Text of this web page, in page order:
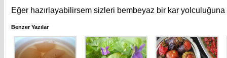
Eğer hazırlayabilirsem sizleri bembeyaz bir kar
Benzer Yazılar